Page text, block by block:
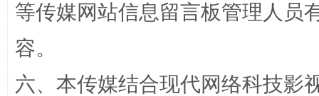
等传媒网站信息留言板管理人员
容。
六、本传媒结合现代网络科技影